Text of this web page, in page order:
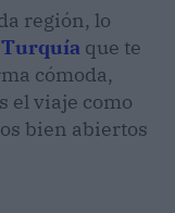
región, lo
que te
cómoda,
el viaje como
bien abiertos